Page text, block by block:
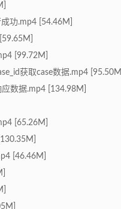
功.mp4 [54.46M]
[99.72M]
获取case数据.mp4 [95.50M]
数据.mp4 [134.98M]
[65.26M]
[46.46M]